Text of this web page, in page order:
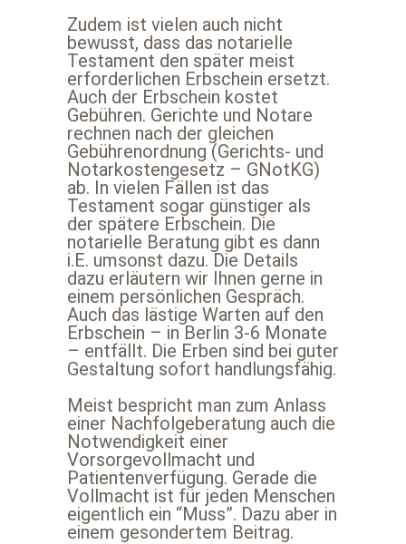
Zudem ist vielen auch nicht
bewusst, dass das notarielle
Testament den später meist
erforderlichen Erbschein ersetzt.
Auch der Erbschein kostet
Gebühren. Gerichte und Notare
rechnen nach der gleichen
Gebührenordnung (Gerichts- und
Notarkostengesetz – GNotKG)
ab. In vielen Fällen ist das
Testament sogar günstiger als
der spätere Erbschein. Die
notarielle Beratung gibt es dann
i.E. umsonst dazu. Die Details
dazu erläutern wir Ihnen gerne in
einem persönlichen Gespräch.
Auch das lästige Warten auf den
Erbschein – in Berlin 3-6 Monate
– entfällt. Die Erben sind bei guter
Gestaltung sofort handlungsfähig.
Meist bespricht man zum Anlass
einer Nachfolgeberatung auch die
Notwendigkeit einer
Vorsorgevollmacht und
Patientenverfügung. Gerade die
Vollmacht ist für jeden Menschen
eigentlich ein “Muss”. Dazu aber in
einem gesondertem Beitrag.